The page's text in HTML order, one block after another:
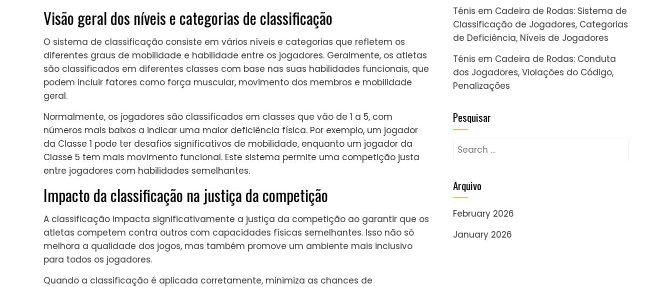
Visão geral dos níveis e categorias de classificação
O sistema de classificação consiste em vários níveis e categorias que refletem os
diferentes graus de mobilidade e habilidade entre os jogadores. Geralmente, os atletas
são classificados em diferentes classes com base nas suas habilidades funcionais, que
podem incluir fatores como força muscular, movimento dos membros e mobilidade
geral.
Normalmente, os jogadores são classificados em classes que vão de 1 a 5, com
números mais baixos a indicar uma maior deficiência física. Por exemplo, um jogador
da Classe 1 pode ter desafios significativos de mobilidade, enquanto um jogador da
Classe 5 tem mais movimento funcional. Este sistema permite uma competição justa
entre jogadores com habilidades semelhantes.
Impacto da classificação na justiça da competição
A classificação impacta significativamente a justiça da competição ao garantir que os
atletas competem contra outros com capacidades físicas semelhantes. Isso não só
melhora a qualidade dos jogos, mas também promove um ambiente mais inclusivo
para todos os jogadores.
Quando a classificação é aplicada corretamente, minimiza as chances de
Ténis em Cadeira de Rodas: Sistema de
Classificação de Jogadores, Categorias
de Deficiência, Níveis de Jogadores
Ténis em Cadeira de Rodas: Conduta
dos Jogadores, Violações do Código,
Penalizações
Pesquisar
Search
Arquivo
February 2026
January 2026